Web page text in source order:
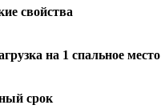
свойства
на 1 спальное место
срок